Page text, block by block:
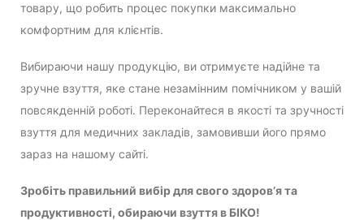
товару, що робить процес покупки максимально
комфортним для клієнтів.
Вибираючи нашу продукцію, ви отримуєте надійне та
зручне взуття, яке стане незамінним помічником у вашій
повсякденній роботі. Переконайтеся в якості та зручності
взуття для медичних закладів, замовивши його прямо
зараз на нашому сайті.
Зробіть правильний вибір для свого здоров’я та
продуктивності, обираючи взуття в БІКО!